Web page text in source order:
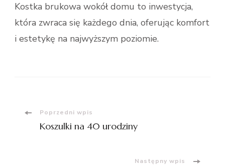
Kostka brukowa wokół domu to inwestycja,
która zwraca się każdego dnia, oferując komfort
i estetykę na najwyższym poziomie.
Nawigacja
Poprzedni wpis
Koszulki na 40 urodziny
Następny wpis